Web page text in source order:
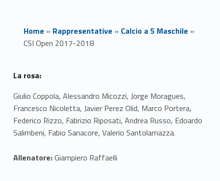
Home » Rappresentative » Calcio a 5 Maschile »
CSI Open 2017-2018
C
S
I
O
p
La rosa:
Giulio Coppola, Alessandro Micozzi, Jorge Moragues,
Francesco Nicoletta, Javier Perez Olid, Marco Portera,
Federico Rizzo, Fabrizio Riposati, Andrea Russo, Edoardo
Salimbeni, Fabio Sanacore, Valerio Santolamazza.
Allenatore:Giampiero Raffaelli